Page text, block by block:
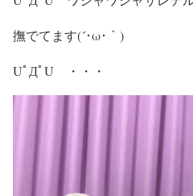
撫でてます(´･ω･｀)
UﾟДﾟU ・・・